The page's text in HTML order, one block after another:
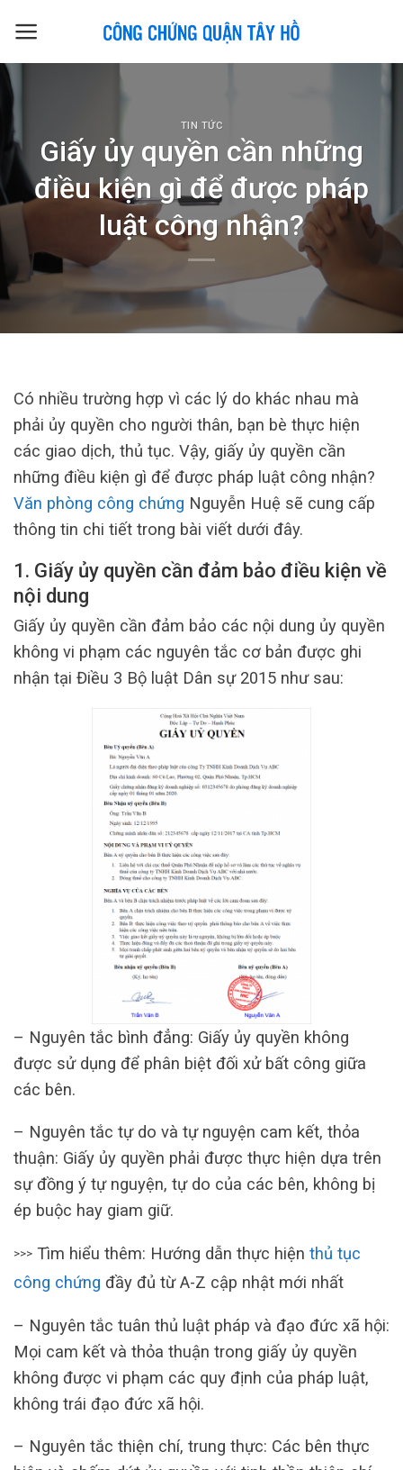
TIN TỨC
Giấy ủy quyền cần những
điều kiện gì để được pháp
luật công nhận?
Có nhiều trường hợp vì các lý do khác nhau mà
phải ủy quyền cho người thân, bạn bè thực hiện
các giao dịch, thủ tục. Vậy, giấy ủy quyền cần
những điều kiện gì để được pháp luật công nhận?
Văn phòng công chứng Nguyễn Huệ sẽ cung cấp
thông tin chi tiết trong bài viết dưới đây.
1. Giấy ủy quyền cần đảm bảo điều kiện về
nội dung
Giấy ủy quyền cần đảm bảo các nội dung ủy quyền
không vi phạm các nguyên tắc cơ bản được ghi
nhận tại Điều 3 Bộ luật Dân sự 2015 như sau:
– Nguyên tắc bình đẳng: Giấy ủy quyền không
được sử dụng để phân biệt đối xử bất công giữa
các bên.
– Nguyên tắc tự do và tự nguyện cam kết, thỏa
thuận: Giấy ủy quyền phải được thực hiện dựa trên
sự đồng ý tự nguyện, tự do của các bên, không bị
ép buộc hay giam giữ.
>>> Tìm hiểu thêm: Hướng dẫn thực hiện thủ tục
công chứng đầy đủ từ A-Z cập nhật mới nhất
– Nguyên tắc tuân thủ luật pháp và đạo đức xã hội:
Mọi cam kết và thỏa thuận trong giấy ủy quyền
không được vi phạm các quy định của pháp luật,
không trái đạo đức xã hội.
– Nguyên tắc thiện chí, trung thực: Các bên thực